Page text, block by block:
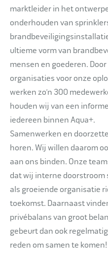
marktleider in het
onderhouden van
ultieme vorm van
mensen en goederen.
organisaties voor onze
werken zo’n 300
houden wij van een
iedereen binnen Aqua+.
Samenwerken en
horen. Wij willen daarom
aan ons binden. Onze
dat wij interne doorstroom
als groeiende organisatie
toekomst. Daarnaast
privébalans van groot
gebeurt dan ook
reden om samen te komen!